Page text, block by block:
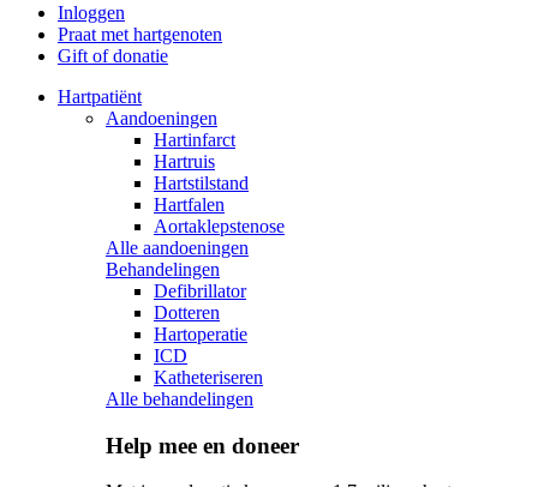
Inloggen
Praat met hartgenoten
Gift of donatie
Hartpatiënt
Aandoeningen
Hartinfarct
Hartruis
Hartstilstand
Hartfalen
Aortaklepstenose
Alle aandoeningen
Behandelingen
Defibrillator
Dotteren
Hartoperatie
ICD
Katheteriseren
Alle behandelingen
Help mee en doneer